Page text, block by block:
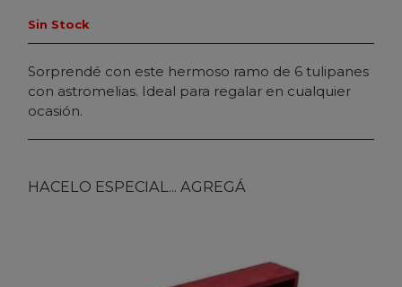
Sin Stock
Sorprendé con este hermoso ramo de 6 tulipanes
con astromelias. Ideal para regalar en cualquier
ocasión.
HACELO ESPECIAL... AGREGÁ